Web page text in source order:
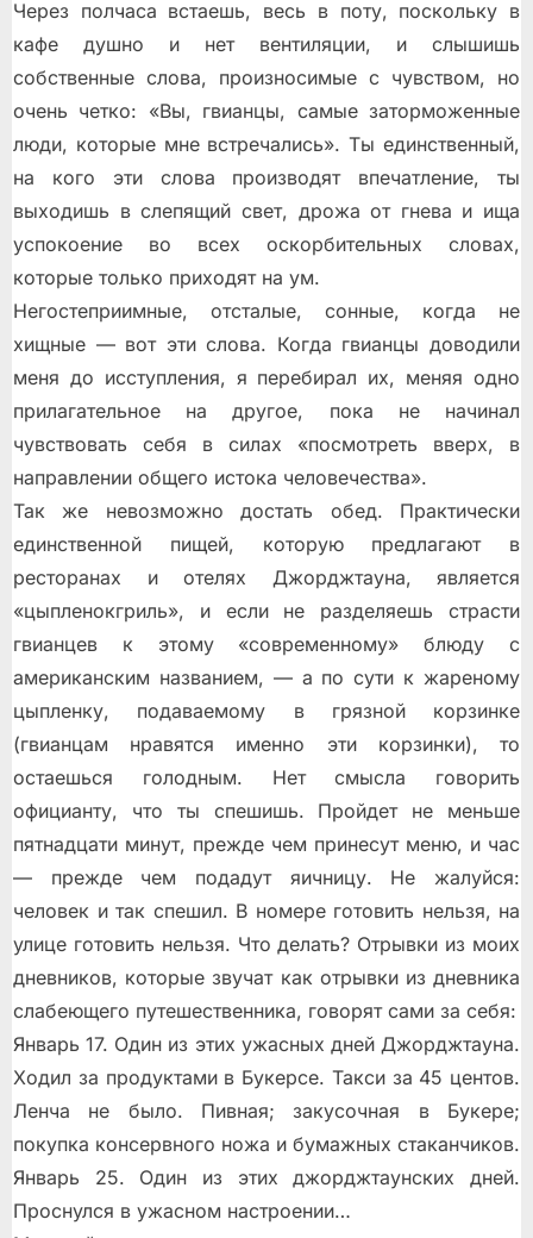
Через полчаса встаешь, весь в поту, поскольку в
кафе душно и нет вентиляции, и слышишь
собственные слова, произносимые с чувством, но
очень четко: «Вы, гвианцы, самые заторможенные
люди, которые мне встречались». Ты единственный,
на кого эти слова производят впечатление, ты
выходишь в слепящий свет, дрожа от гнева и ища
успокоение во всех оскорбительных словах,
которые только приходят на ум.
Негостеприимные, отсталые, сонные, когда не
хищные — вот эти слова. Когда гвианцы доводили
меня до исступления, я перебирал их, меняя одно
прилагательное на другое, пока не начинал
чувствовать себя в силах «посмотреть вверх, в
направлении общего истока человечества».
Так же невозможно достать обед. Практически
единственной пищей, которую предлагают в
ресторанах и отелях Джорджтауна, является
«цыпленокгриль», и если не разделяешь страсти
гвианцев к этому «современному» блюду с
американским названием, — а по сути к жареному
цыпленку, подаваемому в грязной корзинке
(гвианцам нравятся именно эти корзинки), то
остаешься голодным. Нет смысла говорить
официанту, что ты спешишь. Пройдет не меньше
пятнадцати минут, прежде чем принесут меню, и час
— прежде чем подадут яичницу. Не жалуйся:
человек и так спешил. В номере готовить нельзя, на
улице готовить нельзя. Что делать? Отрывки из моих
дневников, которые звучат как отрывки из дневника
слабеющего путешественника, говорят сами за себя:
Январь 17. Один из этих ужасных дней Джорджтауна.
Ходил за продуктами в Букерсе. Такси за 45 центов.
Ленча не было. Пивная; закусочная в Букере;
покупка консервного ножа и бумажных стаканчиков.
Январь 25. Один из этих джорджтаунских дней.
Проснулся в ужасном настроении…